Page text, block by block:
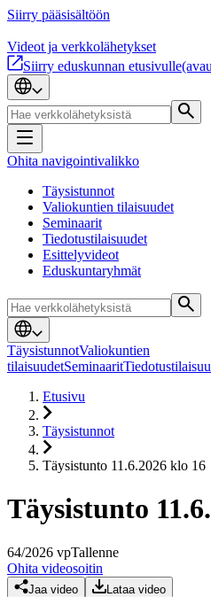
Siirry pääsisältöön
Videot ja verkkolähetykset
Siirry eduskunnan etusivulle
Ohita navigointivalikko
Täysistunnot
Valiokuntien tilaisuudet
Seminaarit
Tiedotustilaisuudet
Esittelyvideot
Eduskuntaryhmät
TäysistunnotValiokuntien
tilaisuudetSeminaarit
Etusivu
Täysistunnot
Täysistunto 11.6.2026 klo 16
Täysistunto
64/2026 vpTallenne
Ohita videosoitin
Jaa video Lataa video